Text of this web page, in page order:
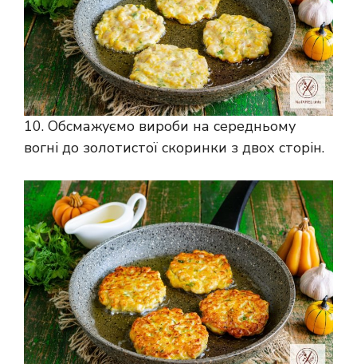
10. Обсмажуємо вироби на середньому
вогні до золотистої скоринки з двох сторін.